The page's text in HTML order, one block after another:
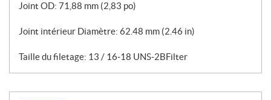
Joint OD: 71,88 mm (2,83 po)
Joint intérieur Diamètre: 62.48 mm (2.46 in)
Taille du filetage: 13 / 16-18 UNS-2BFilter